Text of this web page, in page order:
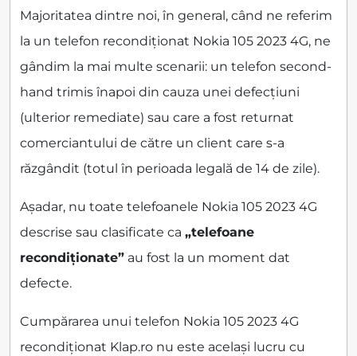
Majoritatea dintre noi, în general, când ne referim
la un telefon recondiționat Nokia 105 2023 4G, ne
gândim la mai multe scenarii: un telefon second-
hand trimis înapoi din cauza unei defecțiuni
(ulterior remediate) sau care a fost returnat
comerciantului de către un client care s-a
răzgândit (totul în perioada legală de 14 de zile).
Așadar, nu toate telefoanele Nokia 105 2023 4G
descrise sau clasificate ca „telefoane
recondiționate” au fost la un moment dat
defecte.
Cumpărarea unui telefon Nokia 105 2023 4G
recondiționat Klap.ro nu este același lucru cu